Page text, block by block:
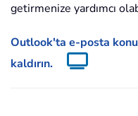
getirmenize yardımcı
Outlook'ta e-posta
kaldırın.